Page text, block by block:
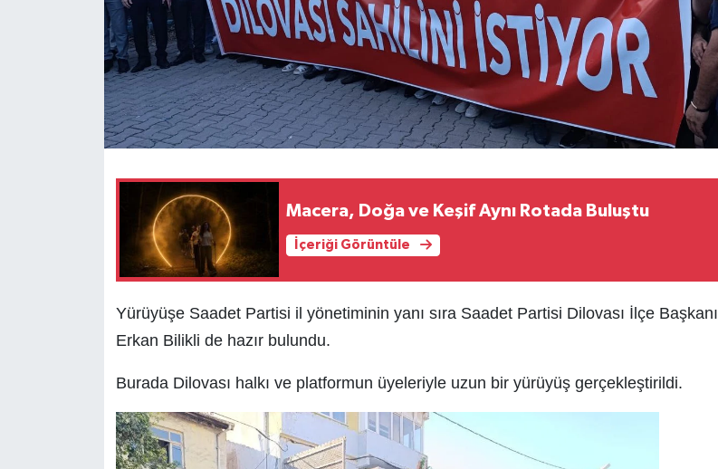
Macera, Doğa ve Keşif Aynı Rotada Buluştu
İçeriği Görüntüle
Yürüyüşe Saadet Partisi il yönetiminin yanı sıra Saadet Partisi Dilovası İlçe Başkanı
Erkan Bilikli de hazır bulundu.
Burada Dilovası halkı ve platformun üyeleriyle uzun bir yürüyüş gerçekleştirildi.